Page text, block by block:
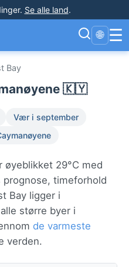
. Se alle land.
🌐 ☰
Bay
🇰🇾
Vær i september
29°C med
timeforhold
Bay ligger i
større byer i
de varmeste
verden.